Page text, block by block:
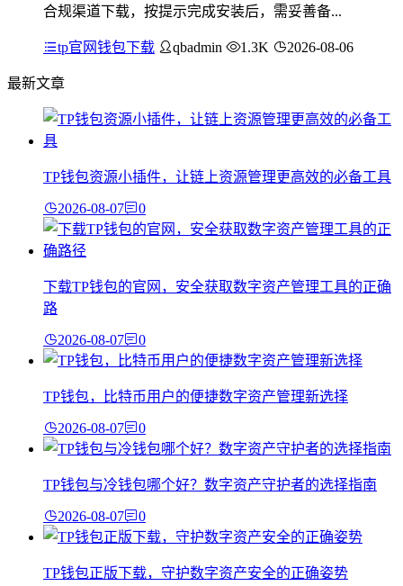
合规渠道下载，按提示完成安装后，需妥善备...
tp官网钱包下载 qbadmin 1.3K 2026-08-06
最新文章
TP钱包资源小插件，让链上资源管理更高效的必备工具
2026-08-07 0
下载TP钱包的官网，安全获取数字资产管理工具的正确
路
2026-08-07 0
TP钱包，比特币用户的便捷数字资产管理新选择
2026-08-07 0
TP钱包与冷钱包哪个好？数字资产守护者的选择指南
2026-08-07 0
TP钱包正版下载，守护数字资产安全的正确姿势